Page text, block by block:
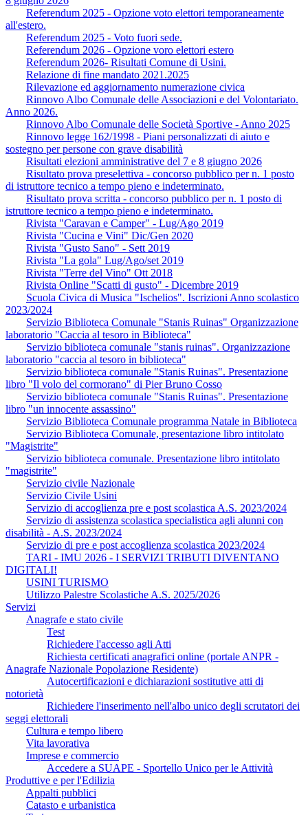
Referendum 2025 - Opzione voto elettori temporaneamente
all'estero.
Referendum 2025 - Voto fuori sede.
Referendum 2026 - Opzione voro elettori estero
Referendum 2026- Risultati Comune di Usini.
Relazione di fine mandato 2021.2025
Rilevazione ed aggiornamento numerazione civica
Rinnovo Albo Comunale delle Associazioni e del Volontariato.
Anno 2026.
Rinnovo Albo Comunale delle Società Sportive - Anno 2025
Rinnovo legge 162/1998 - Piani personalizzati di aiuto e
sostegno per persone con grave disabilità
Risultati elezioni amministrative del 7 e 8 giugno 2026
Risultato prova preselettiva - concorso pubblico per n. 1 posto
di istruttore tecnico a tempo pieno e indeterminato.
Risultato prova scritta - concorso pubblico per n. 1 posto di
istruttore tecnico a tempo pieno e indeterminato.
Rivista "Caravan e Camper" - Lug/Ago 2019
Rivista "Cucina e Vini" Dic/Gen 2020
Rivista "Gusto Sano" - Sett 2019
Rivista "La gola" Lug/Ago/set 2019
Rivista "Terre del Vino" Ott 2018
Rivista Online "Scatti di gusto" - Dicembre 2019
Scuola Civica di Musica "Ischelios". Iscrizioni Anno scolastico
2023/2024
Servizio Biblioteca Comunale "Stanis Ruinas" Organizzazione
laboratorio "Caccia al tesoro in Biblioteca"
Servizio biblioteca comunale "stanis ruinas". Organizzazione
laboratorio "caccia al tesoro in biblioteca"
Servizio biblioteca comunale "Stanis Ruinas". Presentazione
libro "Il volo del cormorano" di Pier Bruno Cosso
Servizio biblioteca comunale "Stanis Ruinas". Presentazione
libro "un innocente assassino"
Servizio Biblioteca Comunale programma Natale in Biblioteca
Servizio Biblioteca Comunale, presentazione libro intitolato
"Magistrite"
Servizio biblioteca comunale. Presentazione libro intitolato
"magistrite"
Servizio civile Nazionale
Servizio Civile Usini
Servizio di accoglienza pre e post scolastica A.S. 2023/2024
Servizio di assistenza scolastica specialistica agli alunni con
disabilità - A.S. 2023/2024
Servizio di pre e post accoglienza scolastica 2023/2024
TARI - IMU 2026 - I SERVIZI TRIBUTI DIVENTANO
DIGITALI!
USINI TURISMO
Utilizzo Palestre Scolastiche A.S. 2025/2026
Servizi
Anagrafe e stato civile
Test
Richiedere l'accesso agli Atti
Richiesta certificati anagrafici online (portale ANPR -
Anagrafe Nazionale Popolazione Residente)
Autocertificazioni e dichiarazioni sostitutive atti di
notorietà
Richiedere l'inserimento nell'albo unico degli scrutatori dei
seggi elettorali
Cultura e tempo libero
Vita lavorativa
Imprese e commercio
Accedere a SUAPE - Sportello Unico per le Attività
Produttive e per l'Edilizia
Appalti pubblici
Catasto e urbanistica